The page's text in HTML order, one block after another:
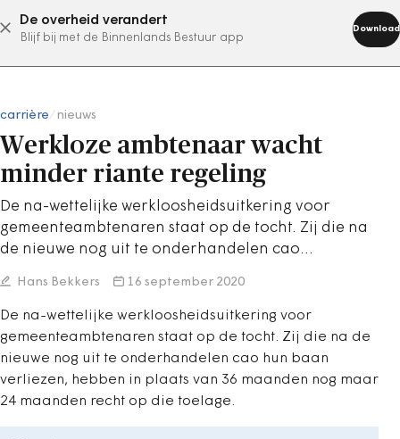
De overheid verandert
Blijf bij met de Binnenlands Bestuur app
Download
abonneer nu
carrière nieuws
Werkloze ambtenaar wacht
minder riante regeling
De na-wettelijke werkloosheidsuitkering voor
gemeenteambtenaren staat op de tocht. Zij die na
de nieuwe nog uit te onderhandelen cao…
Hans Bekkers 16 september 2020
De na-wettelijke werkloosheidsuitkering voor
gemeenteambtenaren staat op de tocht. Zij die na de
nieuwe nog uit te onderhandelen cao hun baan
verliezen, hebben in plaats van 36 maanden nog maar
24 maanden recht op die toelage.